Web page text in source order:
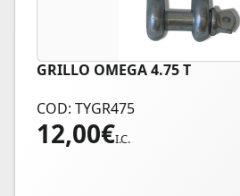
GRILLO OMEGA 4.75 T
COD: TYGR475
12,00€I.C.